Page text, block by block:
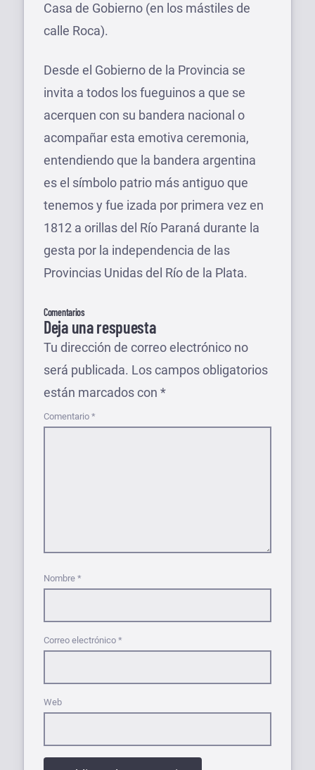
Casa de Gobierno (en los mástiles de
calle Roca).
Desde el Gobierno de la Provincia se
invita a todos los fueguinos a que se
acerquen con su bandera nacional o
acompañar esta emotiva ceremonia,
entendiendo que la bandera argentina
es el símbolo patrio más antiguo que
tenemos y fue izada por primera vez en
1812 a orillas del Río Paraná durante la
gesta por la independencia de las
Provincias Unidas del Río de la Plata.
Comentarios
Deja una respuesta
Tu dirección de correo electrónico no
será publicada. Los campos obligatorios
están marcados con *
Comentario *
Nombre *
Correo electrónico *
Web